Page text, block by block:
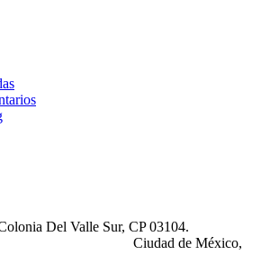
Colonia Del Valle Sur, CP 03104.
Ciudad de México,